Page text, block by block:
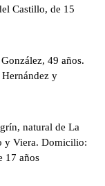
Castillo, de 15
49 años.
y
natural de La
y Viera. Domicilio:
17 años